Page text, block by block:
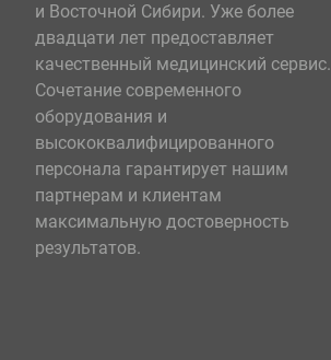
и Восточной Сибири. Уже более
двадцати лет предоставляет
качественный медицинский сервис.
Сочетание современного
оборудования и
высококвалифицированного
персонала гарантирует нашим
партнерам и клиентам
максимальную достоверность
результатов.